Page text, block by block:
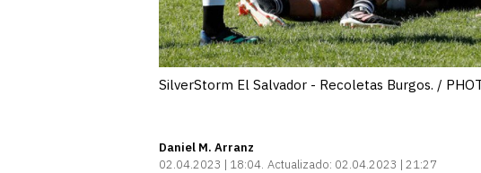
SilverStorm El Salvador - Recoletas Burgos. /
Daniel M. Arranz
02.04.2023 | 18:04 Actualizado: 02.04.2023 | 21:27